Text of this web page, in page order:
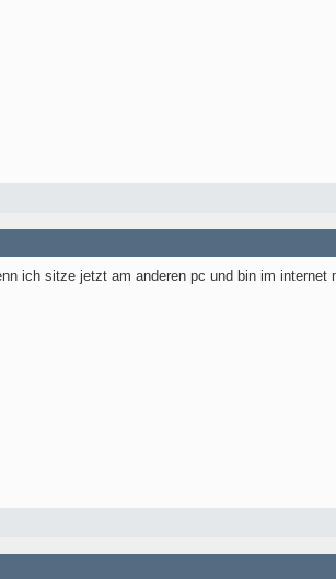
ich sitze jetzt am anderen pc und bin im internet